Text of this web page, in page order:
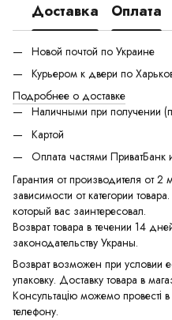
Доставка Оплата
Новой почтой по Украине
Курьером к двери по
Подробнее о доставке
Наличными при получении
Картой
Оплата частями ПриватБанк
Гарантия от производителя от
зависимости от категории
который вас заинтересовал.
Возврат товара в течении 14
законодательству Украны.
Возврат возможен при условии
упаковку. Доставку товара в
Консультацію можемо провесті
телефону.